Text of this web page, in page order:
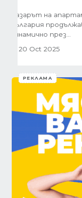
Скъпи дами,
най-голямото
01 Oct 2025
РЕКЛАМА